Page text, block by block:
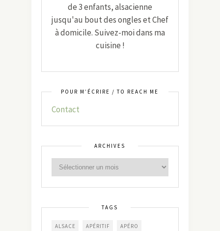
de 3 enfants, alsacienne
jusqu'au bout des ongles et Chef
à domicile. Suivez-moi dans ma
cuisine !
POUR M’ÉCRIRE / TO REACH ME
Contact
ARCHIVES
TAGS
ALSACE APÉRITIF APÉRO